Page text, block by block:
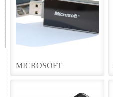
MICROSOFT